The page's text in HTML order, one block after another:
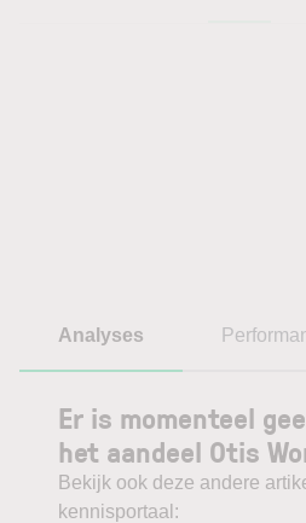
Analyses
Er is momenteel
het aandeel Otis
Bekijk ook deze andere
kennisportaal: